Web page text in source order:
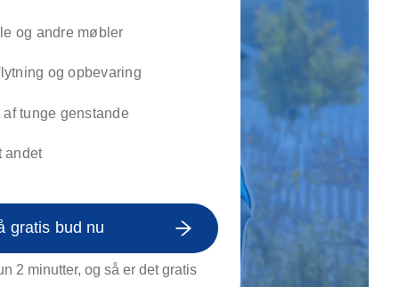
af tagrende
rengøring
og andre møbler
og opbevaring
af tunge genstande
andet
gratis bud nu
2 minutter, og så er det gratis